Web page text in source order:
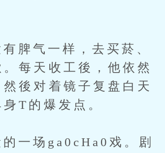
气一样，去买菸、
每天收工後，他依然
後对着镜子复盘白天
T的爆发点。
场ga0cHa0戏。剧